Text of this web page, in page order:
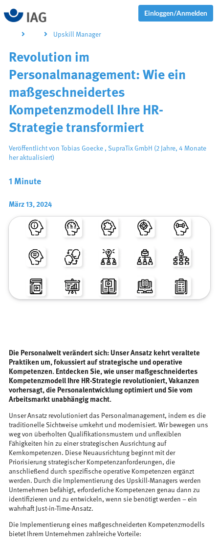
Einloggen/Anmelden
Upskill Manager
1 Minute
März 13, 2024
Revolution im
Personalmanagement: Wie ein
maßgeschneidertes
Kompetenzmodell Ihre HR-
Strategie transformiert
Veröffentlicht von Tobias Goecke, SupraTix GmbH (2 Jahre, 4 Monate
her aktualisiert)
Die Personalwelt verändert sich: Unser Ansatz kehrt veraltete
Praktiken um, fokussiert auf strategische und operative
Kompetenzen. Entdecken Sie, wie unser maßgeschneidertes
Kompetenzmodell Ihre HR-Strategie revolutioniert, Vakanzen
vorhersagt, die Personalentwicklung optimiert und Sie vom
Arbeitsmarkt unabhängig macht.
Unser Ansatz revolutioniert das Personalmanagement, indem es die
traditionelle Sichtweise umkehrt und modernisiert. Wir bewegen uns
weg von überholten Qualifikationsmustern und unflexiblen
Fähigkeiten hin zu einer strategischen Ausrichtung auf
Kernkompetenzen. Diese Neuausrichtung beginnt mit der
Priorisierung strategischer Kompetenzanforderungen, die
anschließend durch spezifische operative Kompetenzen ergänzt
werden. Durch die Implementierung des Upskill-Managers werden
Unternehmen befähigt, erforderliche Kompetenzen genau dann zu
identifizieren und zu entwickeln, wenn sie benötigt werden – ein
wahrhaft Just-in-Time-Ansatz.
Die Implementierung eines maßgeschneiderten Kompetenzmodells
bietet Ihrem Unternehmen zahlreiche Vorteile: